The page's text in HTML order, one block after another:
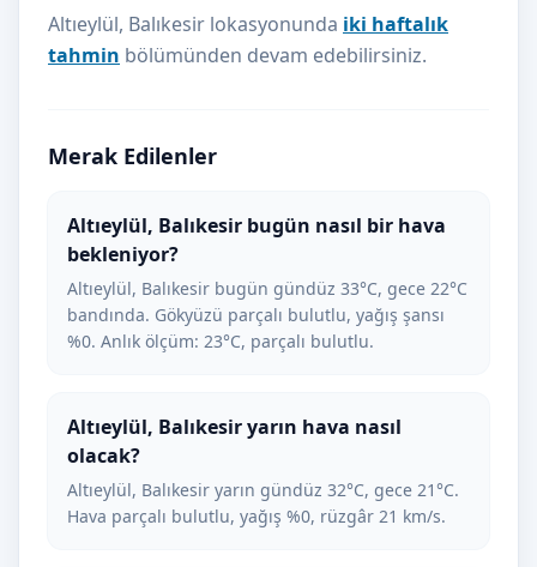
Altıeylül, Balıkesir lokasyonunda iki haftalık
tahmin bölümünden devam edebilirsiniz.
Merak Edilenler
Altıeylül, Balıkesir bugün nasıl bir hava
bekleniyor?
Altıeylül, Balıkesir bugün gündüz 33°C, gece 22°C
bandında. Gökyüzü parçalı bulutlu, yağış şansı
%0. Anlık ölçüm: 23°C, parçalı bulutlu.
Altıeylül, Balıkesir yarın hava nasıl
olacak?
Altıeylül, Balıkesir yarın gündüz 32°C, gece 21°C.
Hava parçalı bulutlu, yağış %0, rüzgâr 21 km/s.